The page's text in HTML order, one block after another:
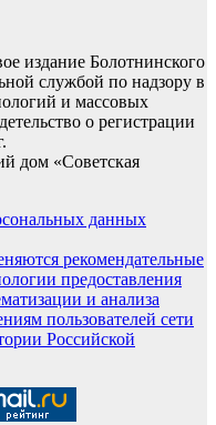
издание Болотнинского
службой по надзору в
и массовых
о регистрации
дом «Советская
данных
рекомендательные
предоставления
и анализа
пользователей сети
Российской